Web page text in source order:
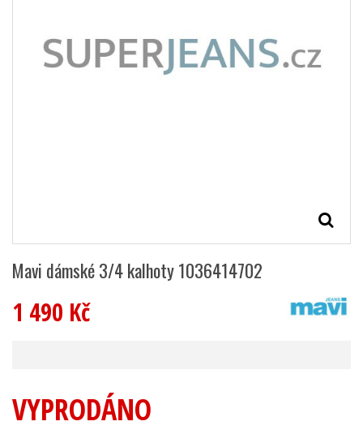
Mavi dámské 3/4 kalhoty 1036414702
1 490 Kč
VYPRODÁNO